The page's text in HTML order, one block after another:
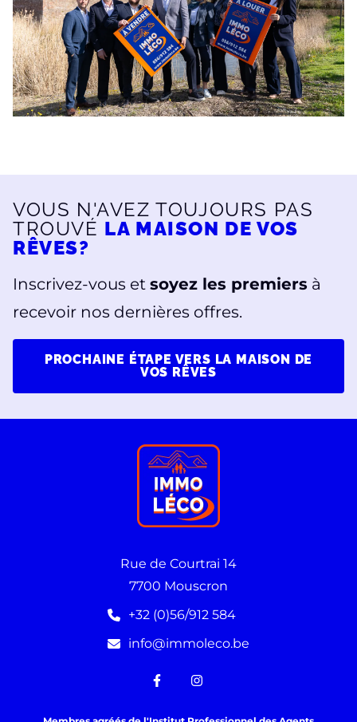
VOUS N'AVEZ TOUJOURS PAS
TROUVÉ LA MAISON DE VOS
RÊVES?
Inscrivez-vous et soyez les premiers à
recevoir nos dernières offres.
PROCHAINE ÉTAPE VERS LA MAISON DE
VOS RÊVES
Rue de Courtrai 14
7700 Mouscron
+32 (0)56/912 584
info@immoleco.be